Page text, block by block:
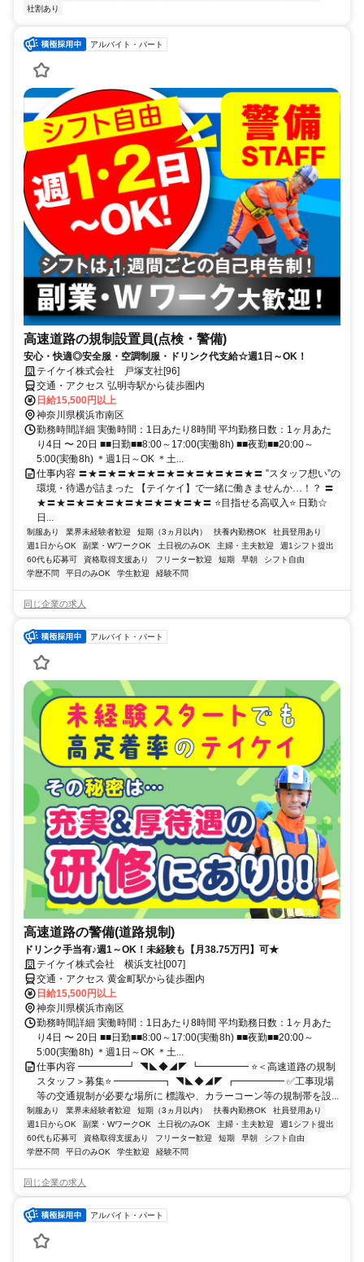
社割あり
アルバイト・パート
高速道路の規制設置員(点検・警備)
安心・快適◎安全服・空調制服・ドリンク代支給☆週1日～OK！
テイケイ株式会社 戸塚支社[96]
交通・アクセス 弘明寺駅から徒歩圏内
日給15,500円以上
神奈川県横浜市南区
勤務時間詳細 実働時間：1日あたり8時間 平均勤務日数：1ヶ月あた
り4日 〜 20日 ■■日勤■■8:00～17:00(実働8h) ■■夜勤■■20:00～
5:00(実働8h) ＊週1日～OK ＊土...
仕事内容 〓★〓★〓★〓★〓★〓★〓★〓★〓★〓 ”スタッフ想い”の
環境・待遇が詰まった 【テイケイ】で一緒に働きませんか…！？ 〓
★〓★〓★〓★〓★〓★〓★〓★〓★〓 ⭐目指せる高収入⭐ 日勤☆
日...
制服あり 業界未経験者歓迎 短期（3ヵ月以内） 扶養内勤務OK
社員登用あり
週1日からOK
副業・WワークOK 土日祝のみOK 主婦・主夫歓迎
週1シフト提出
60代も応募可
資格取得支援あり フリーター歓迎 短期 早朝
シフト自由
学歴不問
平日のみOK 学生歓迎 経験不問
同じ企業の求人
アルバイト・パート
高速道路の警備(道路規制)
ドリンク手当有♪週1～OK！未経験も【月38.75万円】可★
テイケイ株式会社 横浜支社[007]
交通・アクセス 黄金町駅から徒歩圏内
日給15,500円以上
神奈川県横浜市南区
勤務時間詳細 実働時間：1日あたり8時間 平均勤務日数：1ヶ月あた
り4日 〜 20日 ■■日勤■■8:00～17:00(実働8h) ■■夜勤■■20:00～
5:00(実働8h) ＊週1日～OK ＊土...
仕事内容 ━━━━━┛ ◥◣◆◢◤ ┗━━━━━ ⭐＜高速道路の規制
スタッフ＞募集⭐ ━━━━━┓ ◥◣◆◢◤ ┏━━━━━ ✅工事現場
等の交通規制が必要な場所に 標識や、カラーコーン等の規制帯を設...
制服あり 業界未経験者歓迎 短期（3ヵ月以内） 扶養内勤務OK
社員登用あり
週1日からOK
副業・WワークOK 土日祝のみOK 主婦・主夫歓迎
週1シフト提出
60代も応募可
資格取得支援あり フリーター歓迎 短期 早朝
シフト自由
学歴不問
平日のみOK 学生歓迎 経験不問
同じ企業の求人
アルバイト・パート